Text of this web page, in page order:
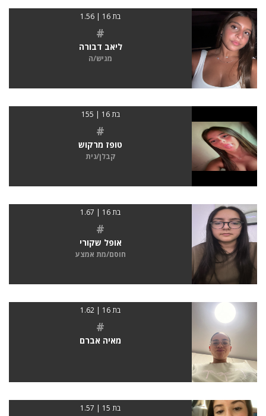
בת 16 | 1.56
#
ליאב דבורה
מגיש/ה
בת 16 | 155
#
טופז מרקוש
קבלן/נית
בת 16 | 1.67
#
אופל שקורי
חוסם/מת אמצע
בת 16 | 1.62
#
מאיה אברם
בת 15 | 1.57